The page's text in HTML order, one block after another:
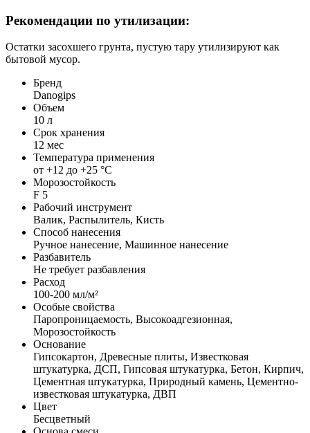
Рекомендации по утилизации:
Остатки засохшего грунта, пустую тару утилизируют как
бытовой мусор.
Бренд
Danogips
Объем
10 л
Срок хранения
12 мес
Температура применения
от +12 до +25 °С
Морозостойкость
F 5
Рабочий инструмент
Валик, Распылитель, Кисть
Способ нанесения
Ручное нанесение, Машинное нанесение
Разбавитель
Не требует разбавления
Расход
100-200 мл/м²
Особые свойства
Паропроницаемость, Высокоадгезионная,
Морозостойкость
Основание
Гипсокартон, Древесные плиты, Известковая
штукатурка, ДСП, Гипсовая штукатурка, Бетон, Кирпич,
Цементная штукатурка, Природный камень, Цементно-
известковая штукатурка, ДВП
Цвет
Бесцветный